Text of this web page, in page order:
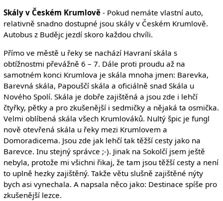
Skály v Českém Krumlově- Pokud nemáte vlastní auto,
relativně snadno dostupné jsou skály v Českém Krumlově.
Autobus z Budějc jezdí skoro každou chvíli.
Přímo ve městě u řeky se nachází Havraní skála s
obtížnostmi převážně 6 – 7. Dále proti proudu až na
samotném konci Krumlova je skála mnoha jmen: Barevka,
Barevná skála, Papouščí skála a oficiálně snad Skála u
Nového Spolí. Skála je dobře zajištěná a jsou zde i lehčí
čtyřky, pětky a pro zkušenější i sedmičky a nějaká ta osmička.
Velmi oblíbená skála všech Krumlováků. Nultý špic je fungl
nově otevřená skála u řeky mezi Krumlovem a
Domoradicema. Jsou zde jak lehčí tak těžší cesty jako na
Barevce. Inu stejný správce ;-). Jinak na Sokolčí jsem ještě
nebyla, protože mi všichni řikaj, že tam jsou těžší cesty a není
to uplně hezky zajištěný. Takže větu slušně zajištěné nýty
bych asi vynechala. A napsala něco jako: Destinace spíše pro
zkušenější lezce.